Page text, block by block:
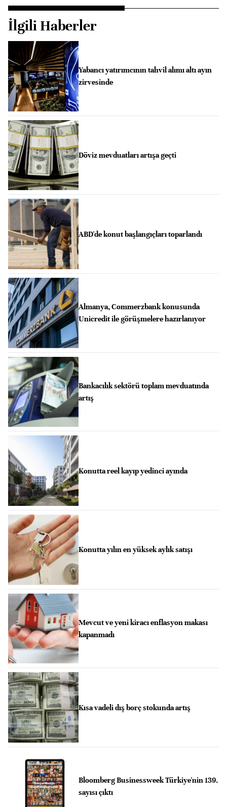
İlgili Haberler
Yabancı yatırımcının tahvil alımı altı ayın
zirvesinde
Döviz mevduatları artışa geçti
ABD'de konut başlangıçları toparlandı
Almanya, Commerzbank konusunda
Unicredit ile görüşmelere hazırlanıyor
Bankacılık sektörü toplam mevduatında
artış
Konutta reel kayıp yedinci ayında
Konutta yılın en yüksek aylık satışı
Mevcut ve yeni kiracı enflasyon makası
kapanmadı
Kısa vadeli dış borç stokunda artış
Bloomberg Businessweek Türkiye'nin 139.
sayısı çıktı